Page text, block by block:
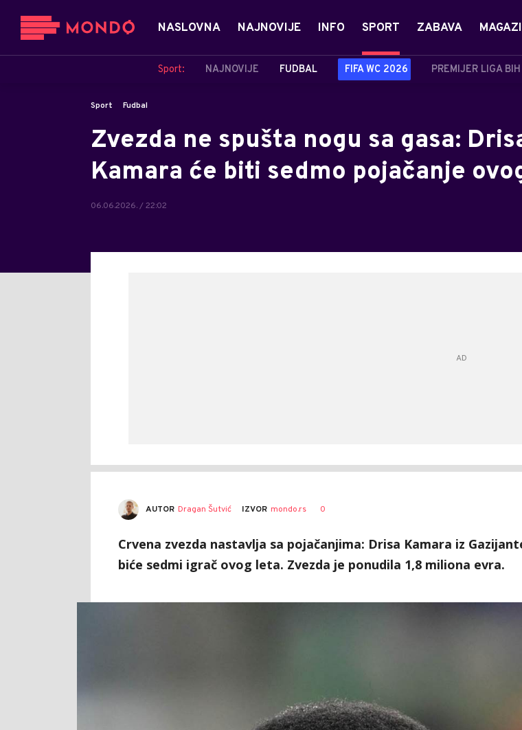
NASLOVNA NAJNOVIJE INFO SPORT
Sport: NAJNOVIJE FUDBAL FIFA WC 2026 PREMIJER LIGA BIH
ZABAVA
Sport Fudbal
Zvezda ne spušta nogu sa gasa:
Kamara će biti sedmo pojačanje
06.06.2026. / 22:02
AUTOR Dragan Šutvić IZVOR mondo.rs 0
Crvena zvezda nastavlja sa pojačanjima: Drisa Kamara iz
biće sedmi igrač ovog leta. Zvezda je ponudila 1,8 miliona evra.